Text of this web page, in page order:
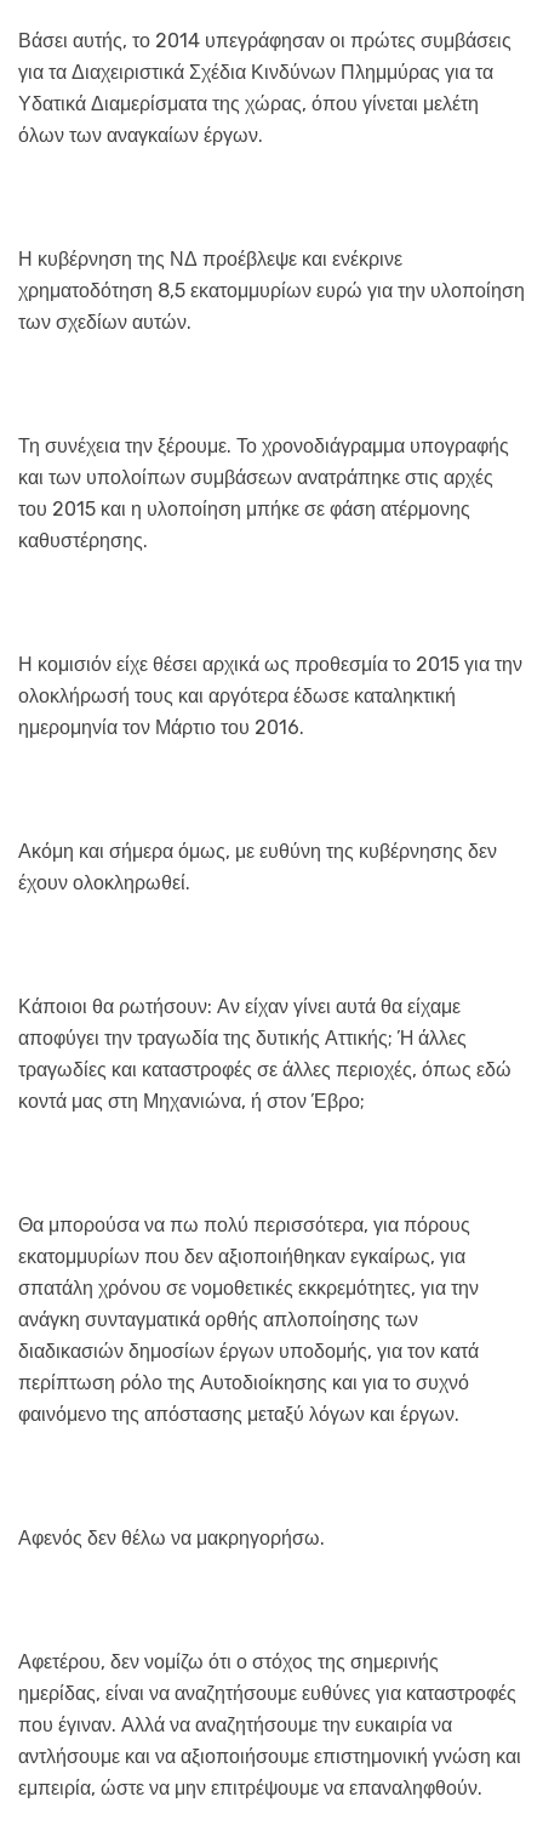
Βάσει αυτής, το 2014 υπεγράφησαν οι πρώτες συμβάσεις
για τα Διαχειριστικά Σχέδια Κινδύνων Πλημμύρας για τα
Υδατικά Διαμερίσματα της χώρας, όπου γίνεται μελέτη
όλων των αναγκαίων έργων.
Η κυβέρνηση της ΝΔ προέβλεψε και ενέκρινε
χρηματοδότηση 8,5 εκατομμυρίων ευρώ για την υλοποίηση
των σχεδίων αυτών.
Τη συνέχεια την ξέρουμε. Το χρονοδιάγραμμα υπογραφής
και των υπολοίπων συμβάσεων ανατράπηκε στις αρχές
του 2015 και η υλοποίηση μπήκε σε φάση ατέρμονης
καθυστέρησης.
Η κομισιόν είχε θέσει αρχικά ως προθεσμία το 2015 για την
ολοκλήρωσή τους και αργότερα έδωσε καταληκτική
ημερομηνία τον Μάρτιο του 2016.
Ακόμη και σήμερα όμως, με ευθύνη της κυβέρνησης δεν
έχουν ολοκληρωθεί.
Κάποιοι θα ρωτήσουν: Αν είχαν γίνει αυτά θα είχαμε
αποφύγει την τραγωδία της δυτικής Αττικής; Ή άλλες
τραγωδίες και καταστροφές σε άλλες περιοχές, όπως εδώ
κοντά μας στη Μηχανιώνα, ή στον Έβρο;
Θα μπορούσα να πω πολύ περισσότερα, για πόρους
εκατομμυρίων που δεν αξιοποιήθηκαν εγκαίρως, για
σπατάλη χρόνου σε νομοθετικές εκκρεμότητες, για την
ανάγκη συνταγματικά ορθής απλοποίησης των
διαδικασιών δημοσίων έργων υποδομής, για τον κατά
περίπτωση ρόλο της Αυτοδιοίκησης και για το συχνό
φαινόμενο της απόστασης μεταξύ λόγων και έργων.
Αφενός δεν θέλω να μακρηγορήσω.
Αφετέρου, δεν νομίζω ότι ο στόχος της σημερινής
ημερίδας, είναι να αναζητήσουμε ευθύνες για καταστροφές
που έγιναν. Αλλά να αναζητήσουμε την ευκαιρία να
αντλήσουμε και να αξιοποιήσουμε επιστημονική γνώση και
εμπειρία, ώστε να μην επιτρέψουμε να επαναληφθούν.